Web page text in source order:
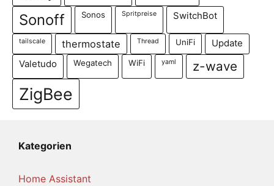
Sonoff Sonos Spritpreise SwitchBot
tailscale thermostate Thread UniFi
Update
Valetudo
Wegatech WiFi yaml z-wave
ZigBee
Kategorien
Home Assistant